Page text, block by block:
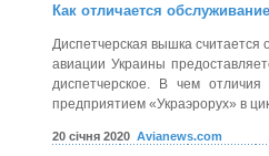
Как отличается
Диспетчерская вышка
авиации Украины
диспетчерское. В чем отличия
предприятием «Украэрорух» в
20 січня 2020 Avianews.com